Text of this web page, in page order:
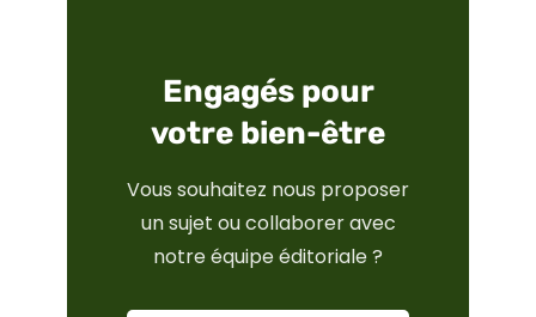
Engagés pour
votre bien-être
Vous souhaitez nous proposer
un sujet ou collaborer avec
notre équipe éditoriale ?